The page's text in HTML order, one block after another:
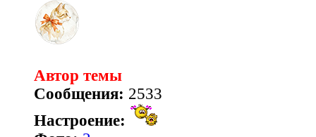
Автор темы
Сообщения: 2533
Настроение: